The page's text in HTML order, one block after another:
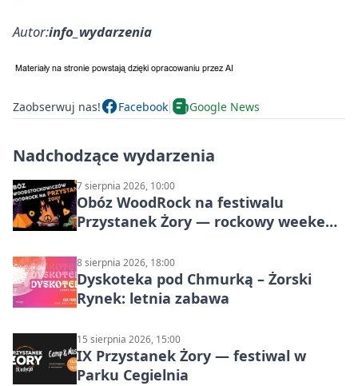
Autor:info_wydarzenia
Zaobserwuj nas! Facebook Google News
Nadchodzące wydarzenia
7 sierpnia 2026, 10:00
Obóz WoodRock na festiwalu
Przystanek Żory — rockowy weekend
8 sierpnia 2026, 18:00
Dyskoteka pod Chmurką – Żorski
Rynek: letnia zabawa
15 sierpnia 2026, 15:00
IX Przystanek Żory — festiwal w
Parku Cegielnia